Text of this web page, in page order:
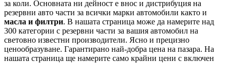
за коли. Основната ни дейност е внос и дистрибуция на
резервни авто части за всички марки автомобили както и
масла и филтри. В нашата страница може да намерите над
300 категории с резервни части за вашия автомобил на
световно известни производители. Ясно и прецизно
ценообразуване. Гарантирано най-добра цена на пазара. На
нашата страница ще намерите само крайни цени с включен